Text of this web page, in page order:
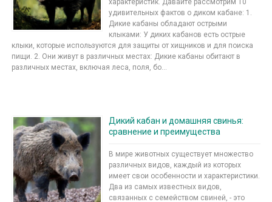
удивительных фактов о диком кабане: 1.
Дикие кабаны обладают острыми
клыками: У диких кабанов есть острые
клыки, которые используются для защиты от хищников и для поиска
пищи. 2. Они живут в различных местах: Дикие кабаны обитают в
различных местах, включая леса, поля, бо...
Дикий кабан и домашняя свинья:
сравнение и преимущества
В мире животных существует множество
различных видов, каждый из которых
имеет свои особенности и характеристики.
Два из самых известных видов,
связанных с семейством свиней, - это